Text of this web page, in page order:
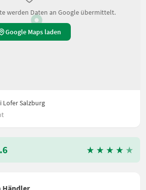
werden Daten an Google übermittelt.
Google Maps laden
Lofer Salzburg